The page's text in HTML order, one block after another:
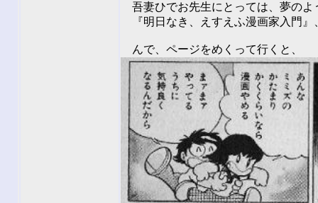
吾妻ひでお先生にとっては、夢のよ
『明日なき、えすえふ漫画家入門』
んで、ページをめくって行くと、